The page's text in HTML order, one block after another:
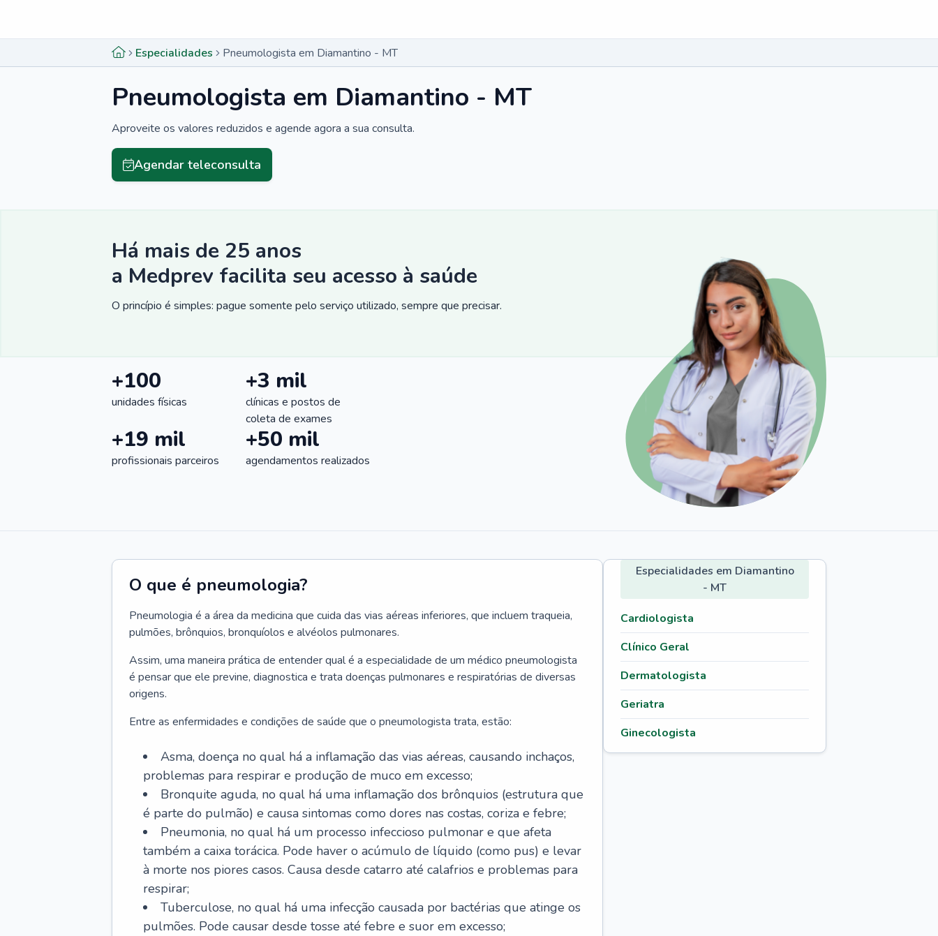
Especialidades Pneumologista em Diamantino - MT
Pneumologista em Diamantino - MT
Aproveite os valores reduzidos e agende agora a sua consulta.
Agendar teleconsulta
Há mais de 25 anos
a Medprev facilita seu acesso à saúde
O princípio é simples: pague somente pelo serviço utilizado, sempre que precisar.
+100
unidades físicas
+3 mil
clínicas e postos de
coleta de exames
+19 mil
profissionais parceiros
+50 mil
agendamentos realizados
O que é pneumologia?
Pneumologia é a área da medicina que cuida das vias aéreas inferiores, que incluem traqueia,
pulmões, brônquios, bronquíolos e alvéolos pulmonares.
Assim, uma maneira prática de entender qual é a especialidade de um médico pneumologista
é pensar que ele previne, diagnostica e trata doenças pulmonares e respiratórias de diversas
origens.
Entre as enfermidades e condições de saúde que o pneumologista trata, estão:
Asma, doença no qual há a inflamação das vias aéreas, causando inchaços,
problemas para respirar e produção de muco em excesso;
Bronquite aguda, no qual há uma inflamação dos brônquios (estrutura que
é parte do pulmão) e causa sintomas como dores nas costas, coriza e febre;
Pneumonia, no qual há um processo infeccioso pulmonar e que afeta
também a caixa torácica. Pode haver o acúmulo de líquido (como pus) e levar
à morte nos piores casos. Causa desde catarro até calafrios e problemas para
respirar;
Tuberculose, no qual há uma infecção causada por bactérias que atinge os
pulmões. Pode causar desde tosse até febre e suor em excesso;
Especialidades em Diamantino
- MT
Cardiologista
Clínico Geral
Dermatologista
Geriatra
Ginecologista